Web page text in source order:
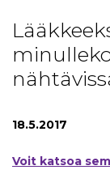
18.5.2017
Voit katsoa